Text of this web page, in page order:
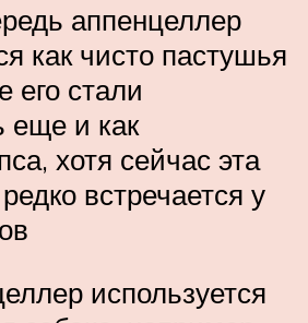
аппенцеллер
как чисто пастушья
его стали
еще и как
хотя сейчас эта
встречается у
используется